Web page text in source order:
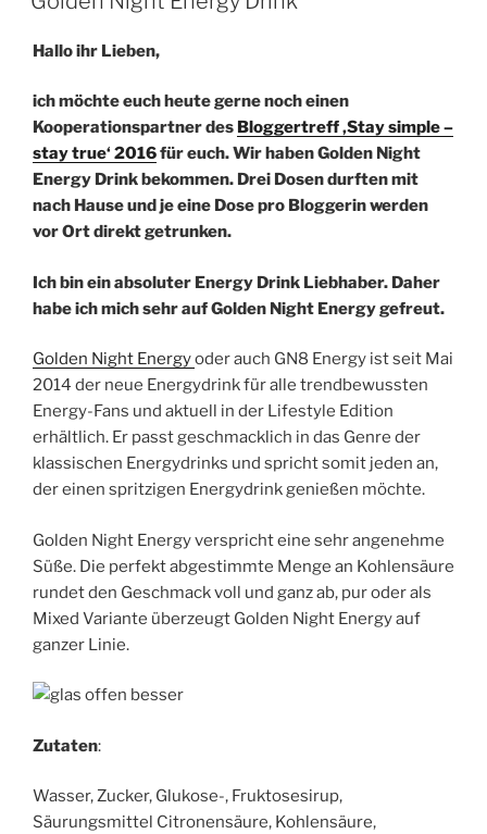
Hallo ihr Lieben,
ich möchte euch heute gerne noch einen
Kooperationspartner des Bloggertreff ‚Stay simple –
stay true‘ 2016für euch. Wir haben Golden Night
Energy Drink bekommen. Drei Dosen durften mit
nach Hause und je eine Dose pro Bloggerin werden
vor Ort direkt getrunken.
Ich bin ein absoluter Energy Drink Liebhaber. Daher
habe ich mich sehr auf Golden Night Energy gefreut.
Golden Night Energyoder auch GN8 Energy ist seit Mai
2014 der neue Energydrink für alle trendbewussten
Energy-Fans und aktuell in der Lifestyle Edition
erhältlich. Er passt geschmacklich in das Genre der
klassischen Energydrinks und spricht somit jeden an,
der einen spritzigen Energydrink genießen möchte.
Golden Night Energy verspricht eine sehr angenehme
Süße. Die perfekt abgestimmte Menge an Kohlensäure
rundet den Geschmack voll und ganz ab, pur oder als
Mixed Variante überzeugt Golden Night Energy auf
ganzer Linie.
Zutaten:
Wasser, Zucker, Glukose-, Fruktosesirup,
Säurungsmittel Citronensäure, Kohlensäure,